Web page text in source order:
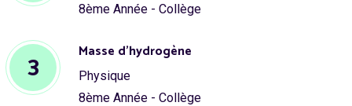
8ème Année - Collège
3 Masse d'hydrogène
Physique
8ème Année - Collège